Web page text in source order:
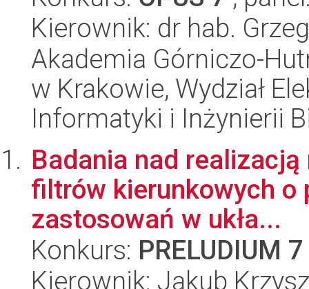
Kierownik: dr hab.
Akademia Górniczo-
w Krakowie, Wydział
Informatyki i Inżynierii
Badania nad
filtrów kierunkowych o
zastosowań w ukła...
Konkurs: PRELUDIUM 7
Kierownik: Jakub